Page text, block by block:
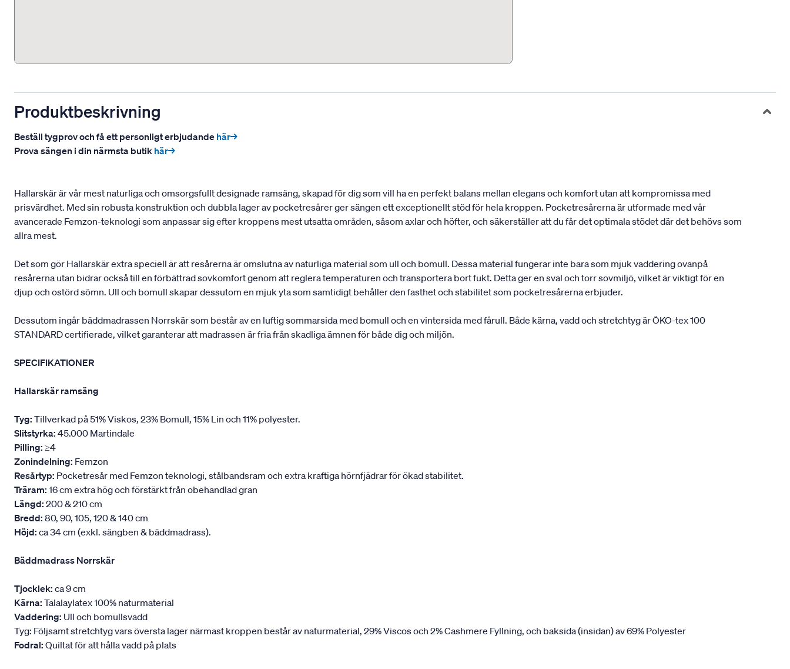
Produktbeskrivning
Beställ tygprov och få ett personligt erbjudande här→
Prova sängen i din närmsta butik här→
Hallarskär är vår mest naturliga och omsorgsfullt designade ramsäng, skapad för dig som vill ha en perfekt balans mellan elegans och komfort utan att kompromissa med
prisvärdhet. Med sin robusta konstruktion och dubbla lager av pocketresårer ger sängen ett exceptionellt stöd för hela kroppen. Pocketresårerna är utformade med vår
avancerade Femzon-teknologi som anpassar sig efter kroppens mest utsatta områden, såsom axlar och höfter, och säkerställer att du får det optimala stödet där det behövs som
allra mest.
Det som gör Hallarskär extra speciell är att resårerna är omslutna av naturliga material som ull och bomull. Dessa material fungerar inte bara som mjuk vaddering ovanpå
resårerna utan bidrar också till en förbättrad sovkomfort genom att reglera temperaturen och transportera bort fukt. Detta ger en sval och torr sovmiljö, vilket är viktigt för en
djup och ostörd sömn. Ull och bomull skapar dessutom en mjuk yta som samtidigt behåller den fasthet och stabilitet som pocketresårerna erbjuder.
Dessutom ingår bäddmadrassen Norrskär som består av en luftig sommarsida med bomull och en vintersida med fårull. Både kärna, vadd och stretchtyg är ÖKO-tex 100
STANDARD certifierade, vilket garanterar att madrassen är fria från skadliga ämnen för både dig och miljön.
SPECIFIKATIONER
Hallarskär ramsäng
Tyg: Tillverkad på 51% Viskos, 23% Bomull, 15% Lin och 11% polyester.
Slitstyrka: 45.000 Martindale
Pilling: ≥4
Zonindelning: Femzon
Resårtyp: Pocketresår med Femzon teknologi, stålbandsram och extra kraftiga hörnfjädrar för ökad stabilitet.
Träram: 16 cm extra hög och förstärkt från obehandlad gran
Längd: 200 & 210 cm
Bredd: 80, 90, 105, 120 & 140 cm
Höjd: ca 34 cm (exkl. sängben & bäddmadrass).
Bäddmadrass Norrskär
Tjocklek: ca 9 cm
Kärna: Talalaylatex 100% naturmaterial
Vaddering: Ull och bomullsvadd
Tyg: Följsamt stretchtyg vars översta lager närmast kroppen består av naturmaterial, 29% Viscos och 2% Cashmere Fyllning, och baksida (insidan) av 69% Polyester
Fodral: Quiltat för att hålla vadd på plats